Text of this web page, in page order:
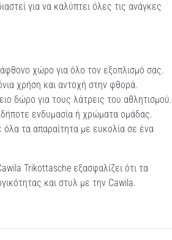
για να καλύπτει όλες τις ανάγκες
χώρο για όλο τον εξοπλισμό σας.
χρήση και αντοχή στην φθορά.
δώρο για τους λάτρεις του αθλητισμού.
ενδυμασία ή χρώματα ομάδας.
όλα τα απαραίτητα με ευκολία σε ένα
Trikottasche εξασφαλίζει ότι τα
και στυλ με την Cawila.